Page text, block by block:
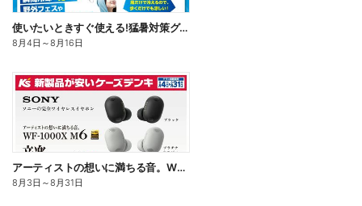
使いたいときすぐ使える!猛暑対策グッズ
8月4日 ～8月16日
アーティストの想いに満ちる音。WF-1000X M6
8月3日 ～8月31日